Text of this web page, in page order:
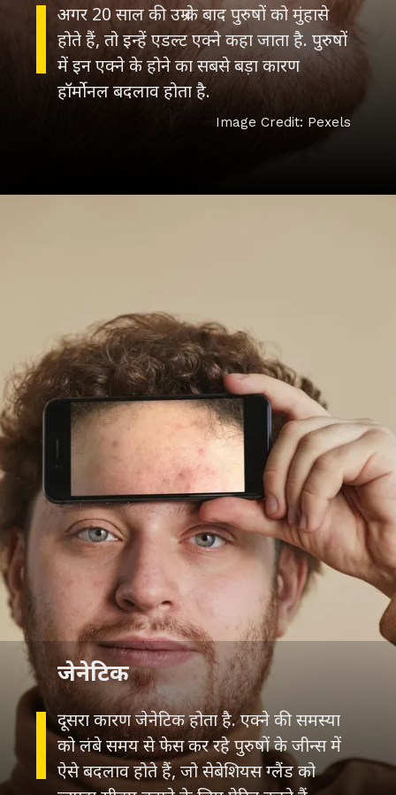
अगर 20 साल की उम्र के बाद पुरुषों को मुंहासे
होते हैं, तो इन्हें एडल्ट एक्ने कहा जाता है. पुरुषों
में इन एक्ने के होने का सबसे बड़ा कारण
Image Credit: Pexels
दूसरा कारण जेनेटिक होता है. एक्ने की समस्या
को लंबे समय से फेस कर रहे पुरुषों के जीन्स में
ऐसे बदलाव होते हैं, जो सेबेशियस ग्लैंड को
जेनेटिक